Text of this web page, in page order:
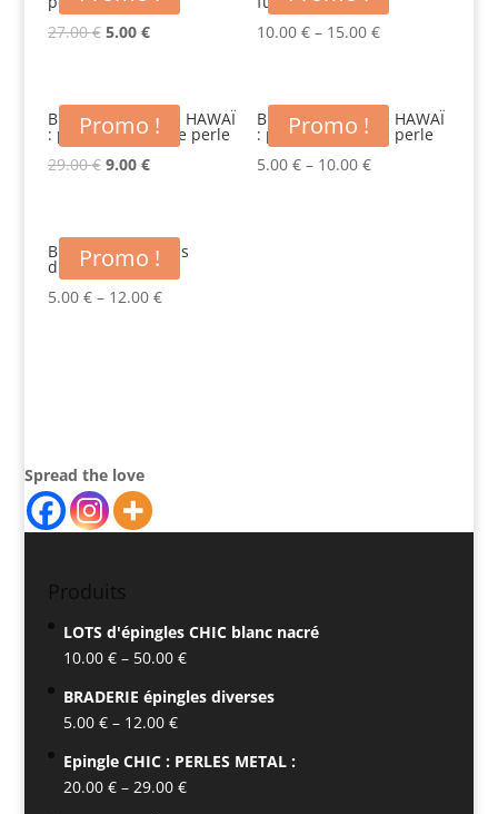
27.00€ Original
27.00 €.
5.00 €Current
5.00 €.
10.00€ – 15.00€
Promo !
BRADERIE Epingle HAWAÏ
: pâte FIMO grosse perle
29.00€ Original
29.00 €.
9.00 €Current
9.00 €.
Promo !
BRADERIE Epingle HAWAÏ
: pâte FIMO petite perle
5.00€ – 10.00€
Promo !
BRADERIE épingles
diverses
5.00 €– 12.00 €
Spread the love
Produits
LOTS d'épingles CHIC blanc nacré
10.00 €– 50.00 €
BRADERIE épingles diverses
5.00 €– 12.00 €
Epingle CHIC : PERLES METAL :
20.00 €– 29.00 €